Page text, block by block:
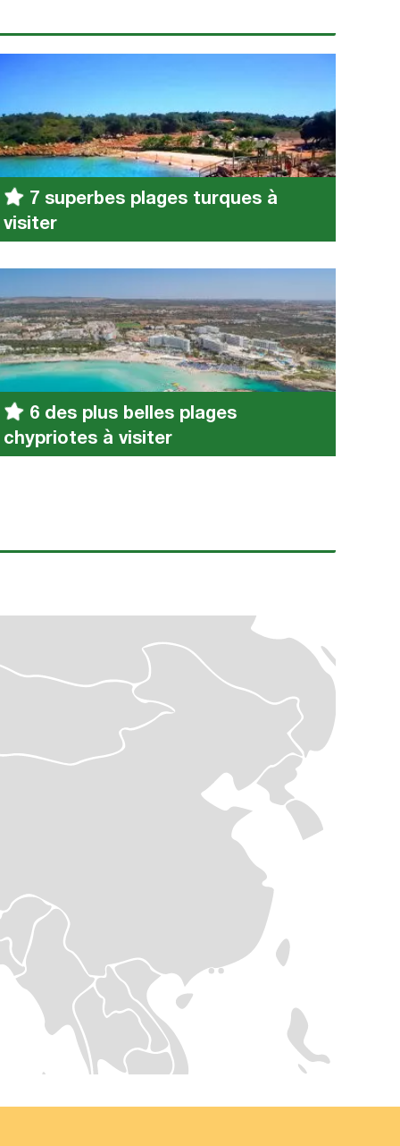
7 superbes plages turques à
visiter
6 des plus belles plages
chypriotes à visiter